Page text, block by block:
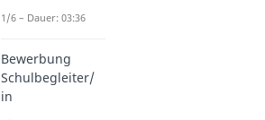
1/6 – Dauer: 03:36
Bewerbung
Schulbegleiter/
in